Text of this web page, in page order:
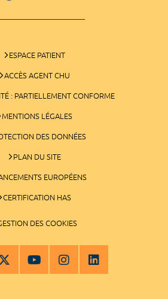
ESPACE PATIENT
ACCÈS AGENT CHU
: PARTIELLEMENT CONFORME
MENTIONS LÉGALES
DES DONNÉES
PLAN DU SITE
EUROPÉENS
CERTIFICATION HAS
DES COOKIES